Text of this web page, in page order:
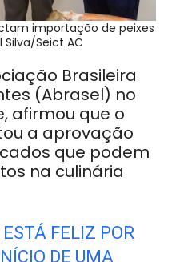
importação de peixes
Silva/Seict AC
Brasileira
(Abrasel) no
afirmou que o
a aprovação
que podem
na culinária
FELIZ POR
DE UMA